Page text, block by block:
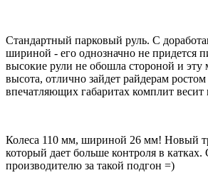
Стандартный парковый руль. С
шириной - его однозначно не придется
высокие рули не обошла стороной и эту
высота, отлично зайдет райдерам
впечатляющих габаритах комплит весит
Колеса 110 мм, шириной 26 мм! Новый
который дает больше контроля в катках.
производителю за такой подгон =)